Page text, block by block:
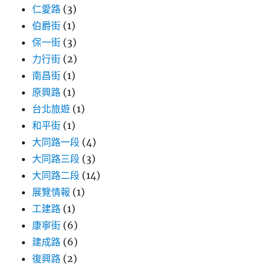
度
析〉
仁愛路 (3)
伯爵街 (1)
保一街 (3)
力行街 (2)
南昌街 (1)
原興路 (1)
台北旅遊 (1)
和平街 (1)
大同路一段 (4)
大同路三段 (3)
大同路二段 (14)
展覽情報 (1)
工建路 (1)
康寧街 (6)
建成路 (6)
復興路 (2)